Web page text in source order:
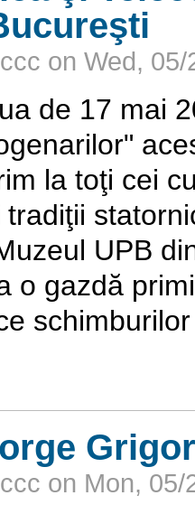
on Wed,
de 17 mai
la toţi cei
tradiţii
UPB
o gazdă
on Mon, 05/